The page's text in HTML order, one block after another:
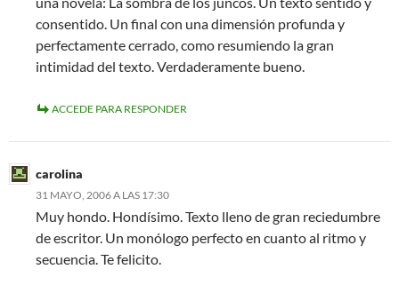
consentido. Un final con una dimensión profunda y
perfectamente cerrado, como resumiendo la gran
intimidad del texto. Verdaderamente bueno.
ACCEDE PARA RESPONDER
carolina
31 MAYO, 2006 A LAS 17:30
Muy hondo. Hondísimo. Texto lleno de gran reciedumbre
de escritor. Un monólogo perfecto en cuanto al ritmo y
secuencia. Te felicito.